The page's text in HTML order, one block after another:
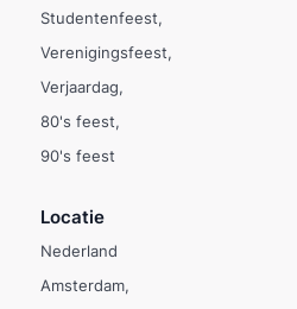
Studentenfeest
Verenigingsfeest
Verjaardag
80's feest
90's feest
Locatie
Nederland
Amsterdam